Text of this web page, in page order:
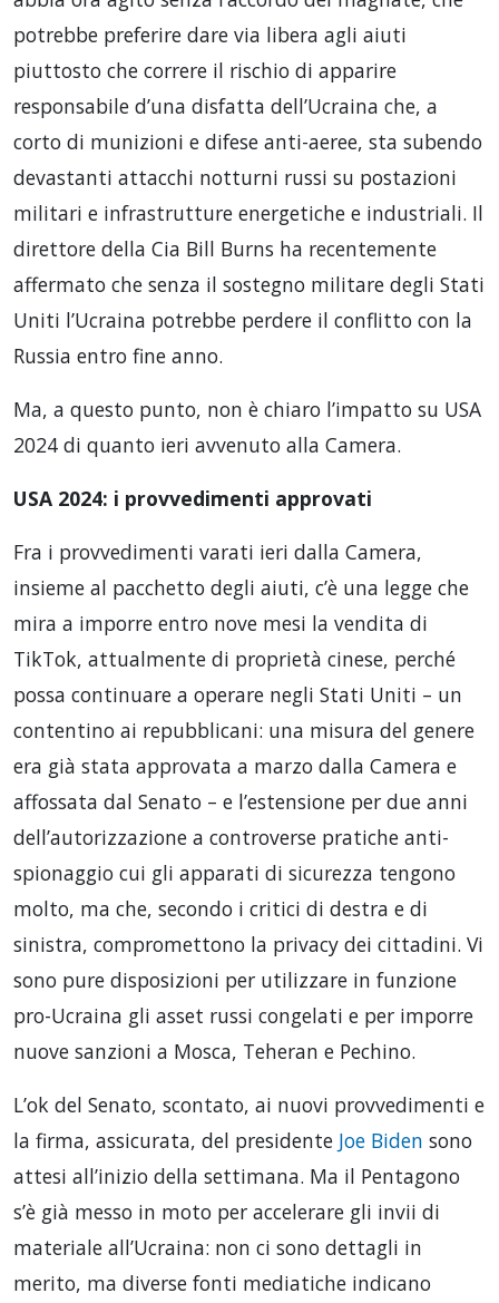
potrebbe preferire dare via libera agli aiuti
piuttosto che correre il rischio di apparire
responsabile d’una disfatta dell’Ucraina che, a
corto di munizioni e difese anti-aeree, sta subendo
devastanti attacchi notturni russi su postazioni
militari e infrastrutture energetiche e industriali. Il
direttore della Cia Bill Burns ha recentemente
affermato che senza il sostegno militare degli Stati
Uniti l’Ucraina potrebbe perdere il conflitto con la
Russia entro fine anno.
Ma, a questo punto, non è chiaro l’impatto su USA
2024 di quanto ieri avvenuto alla Camera.
USA 2024: i provvedimenti approvati
Fra i provvedimenti varati ieri dalla Camera,
insieme al pacchetto degli aiuti, c’è una legge che
mira a imporre entro nove mesi la vendita di
TikTok, attualmente di proprietà cinese, perché
possa continuare a operare negli Stati Uniti – un
contentino ai repubblicani: una misura del genere
era già stata approvata a marzo dalla Camera e
affossata dal Senato – e l’estensione per due anni
dell’autorizzazione a controverse pratiche anti-
spionaggio cui gli apparati di sicurezza tengono
molto, ma che, secondo i critici di destra e di
sinistra, compromettono la privacy dei cittadini. Vi
sono pure disposizioni per utilizzare in funzione
pro-Ucraina gli asset russi congelati e per imporre
nuove sanzioni a Mosca, Teheran e Pechino.
L’ok del Senato, scontato, ai nuovi provvedimenti e
la firma, assicurata, del presidente Joe Biden sono
attesi all’inizio della settimana. Ma il Pentagono
s’è già messo in moto per accelerare gli invii di
materiale all’Ucraina: non ci sono dettagli in
merito, ma diverse fonti mediatiche indicano